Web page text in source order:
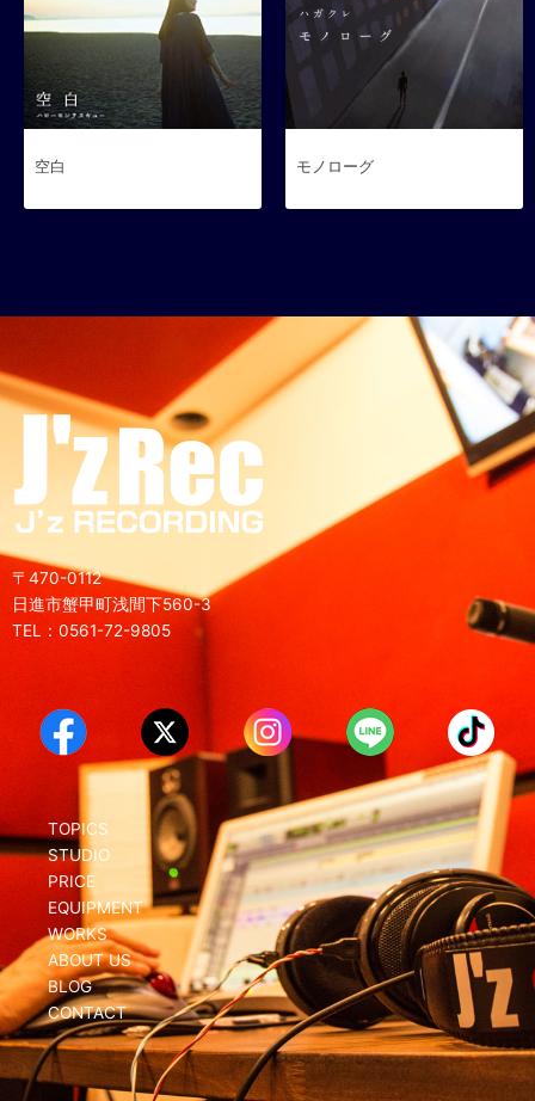
空白 モノローグ
〒470-0112
日進市蟹甲町浅間下560-3
TEL：0561-72-9805
TOPICS
STUDIO
PRICE
EQUIPMENT
WORKS
ABOUT US
BLOG
CONTACT